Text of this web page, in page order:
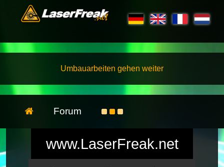
Umbauarbeiten gehen weiter
Forum
www.LaserFreak.net